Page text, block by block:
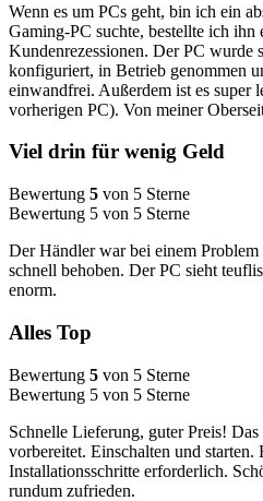
Wenn es um PCs geht, bin ich ein
Gaming-PC suchte, bestellte ich ihn
Kundenrezessionen. Der PC wurde
konfiguriert, in Betrieb genommen
einwandfrei. Außerdem ist es super
vorherigen PC). Von meiner
Viel drin für wenig Geld
Bewertung 5 von 5 Sterne
Bewertung 5 von 5 Sterne
Der Händler war bei einem
schnell behoben. Der PC sieht
enorm.
Alles Top
Bewertung 5 von 5 Sterne
Bewertung 5 von 5 Sterne
Schnelle Lieferung, guter Preis!
vorbereitet. Einschalten und starten.
Installationsschritte erforderlich.
rundum zufrieden.